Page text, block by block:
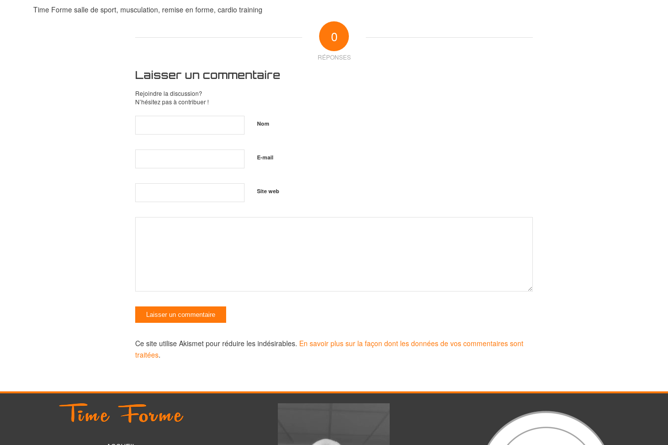
Time Forme salle de sport, musculation, remise en forme, cardio training
0
RÉPONSES
Laisser un commentaire
Rejoindre la discussion?
N’hésitez pas à contribuer !
Nom
E-mail
Site web
Ce site utilise Akismet pour réduire les indésirables. En savoir plus sur la façon dont les données de vos commentaires sont
traitées.